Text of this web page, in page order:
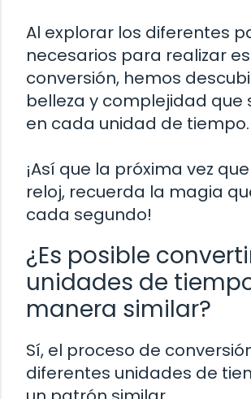
Al explorar los diferentes
necesarios para realizar
conversión, hemos
belleza y complejidad que
en cada unidad de tiempo.
¡Así que la próxima vez
reloj, recuerda la magia
cada segundo!
¿Es posible
unidades de
manera similar?
Sí, el proceso de
diferentes unidades de